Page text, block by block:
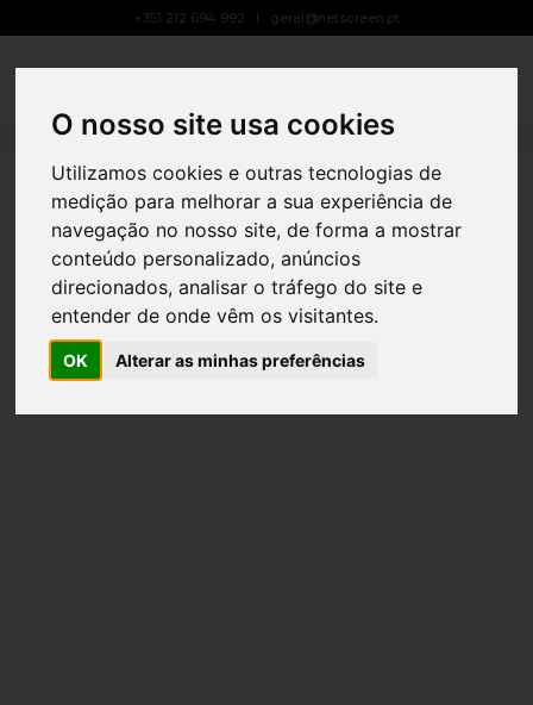
O nosso site usa cookies
Utilizamos cookies e outras tecnologias de
medição para melhorar a sua experiência de
navegação no nosso site, de forma a mostrar
conteúdo personalizado, anúncios
direcionados, analisar o tráfego do site e
entender de onde vêm os visitantes.
OK Alterar as minhas preferências
+351 212 694 992 geral@netscreen.pt